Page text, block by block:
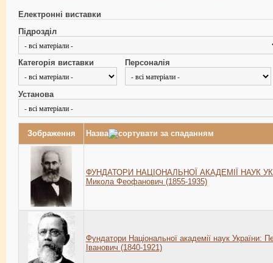
Електронні виставки
Підрозділ
Категорія виставки Персоналія
Установа
Зображення Назва
ФУНДАТОРИ НАЦІОНАЛЬНОЇ АКАДЕМІЇ НАУК
Микола Феофанович (1855-1935)
Фундатори Національної академії наук України:
Іванович (1840-1921)